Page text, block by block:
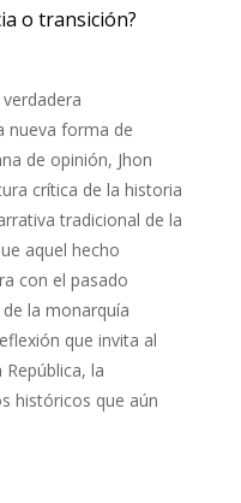
o transición?
nueva forma de
de opinión, Jhon
crítica de la historia
tradicional de la
aquel hecho
con el pasado
la monarquía
que invita al
la
históricos que aún